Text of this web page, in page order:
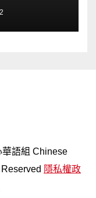
華語組 Chinese
隱私權政